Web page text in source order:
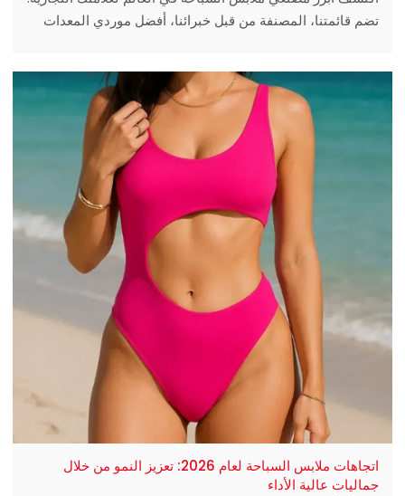
تضم قائمتنا، المصنفة من قبل خبرائنا، أفضل موردي المعدات
اتجاهات ملابس السباحة لعام 2026: تعزيز النمو من خلال
جماليات عالية الأداء